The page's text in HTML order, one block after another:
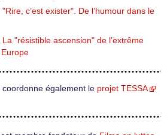
c’est exister". De l’humour dans le
"résistible ascension" de l’extrême
également le projet TESSA